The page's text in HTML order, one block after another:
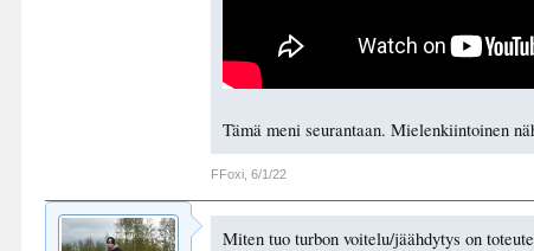
Tämä meni seurantaan. Mielenkiintoinen
FFoxi 6/1/22
Miten tuo turbon voitelu/jäähdytys on